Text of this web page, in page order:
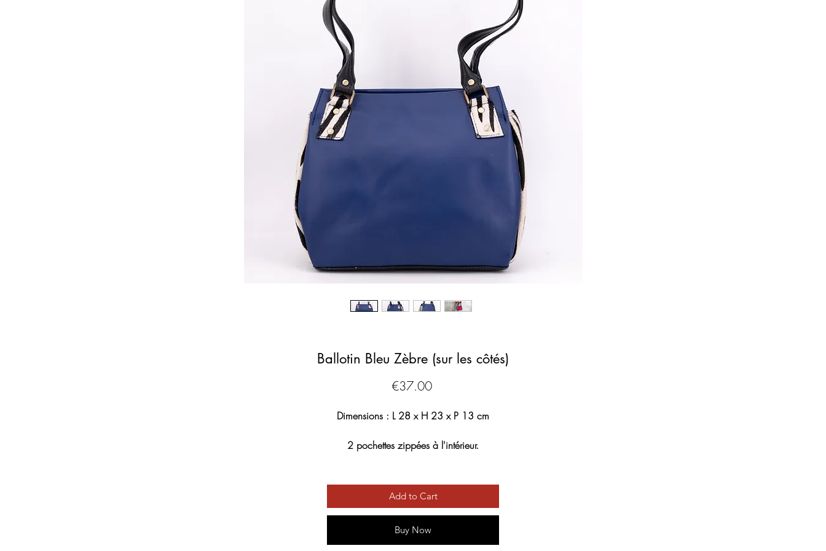
Ballotin Bleu Zèbre (sur les côtés)
€37.00Price
Dimensions : L 28 x H 23 x P 13 cm
2 pochettes zippées à l'intérieur.
Add to Cart
Buy Now